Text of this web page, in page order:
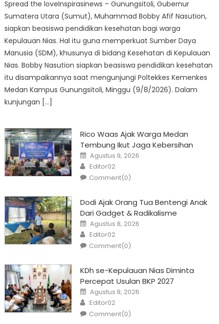
Spread the loveInspirasinews – Gunungsitoli, Gubernur
Sumatera Utara (Sumut), Muhammad Bobby Afif Nasution,
siapkan beasiswa pendidikan kesehatan bagi warga
Kepulauan Nias. Hal itu guna memperkuat Sumber Daya
Manusia (SDM), khusunya di bidang Kesehatan di Kepulauan
Nias. Bobby Nasution siapkan beasiswa pendidikan kesehatan
itu disampaikannya saat mengunjungi Poltekkes Kemenkes
Medan Kampus Gunungsitoli, Minggu (9/8/2026). Dalam
kunjungan […]
Rico Waas Ajak Warga Medan
Tembung Ikut Jaga Kebersihan
Posted
on
Agustus 9, 2026
Author
Editor02
Comment(0)
Dodi Ajak Orang Tua Bentengi Anak
Dari Gadget & Radikalisme
Posted
on
Agustus 8, 2026
Author
Editor02
Comment(0)
KDh se-Kepulauan Nias Diminta
Percepat Usulan BKP 2027
Posted
on
Agustus 8, 2026
Author
Editor02
Comment(0)